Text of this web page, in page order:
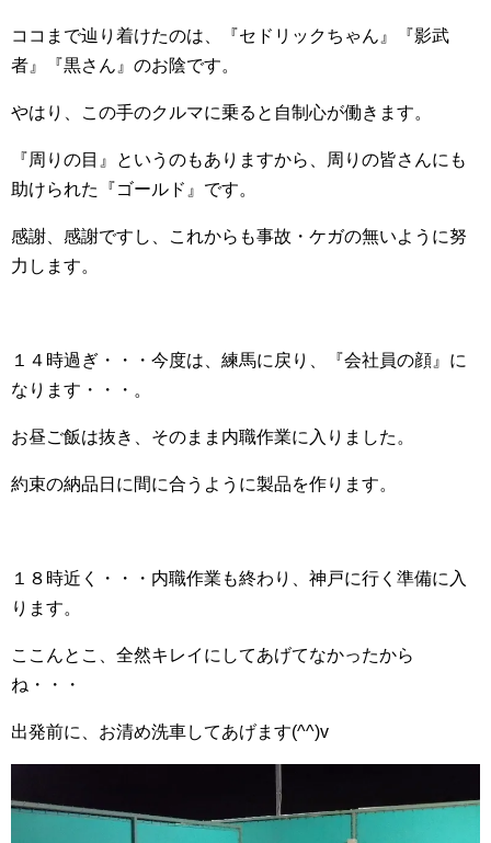
ココまで辿り着けたのは、『セドリックちゃん』『影武
者』『黒さん』のお陰です。
やはり、この手のクルマに乗ると自制心が働きます。
『周りの目』というのもありますから、周りの皆さんにも
助けられた『ゴールド』です。
感謝、感謝ですし、これからも事故・ケガの無いように努
力します。
１４時過ぎ・・・今度は、練馬に戻り、『会社員の顔』に
なります・・・。
お昼ご飯は抜き、そのまま内職作業に入りました。
約束の納品日に間に合うように製品を作ります。
１８時近く・・・内職作業も終わり、神戸に行く準備に入
ります。
ここんとこ、全然キレイにしてあげてなかったから
ね・・・
出発前に、お清め洗車してあげます(^^)v